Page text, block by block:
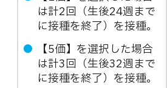
は計2回（生後24週まで
に接種を終了）を接種。
【5価】を選択した場合
は計3回（生後32週まで
に接種を終了）を接種。